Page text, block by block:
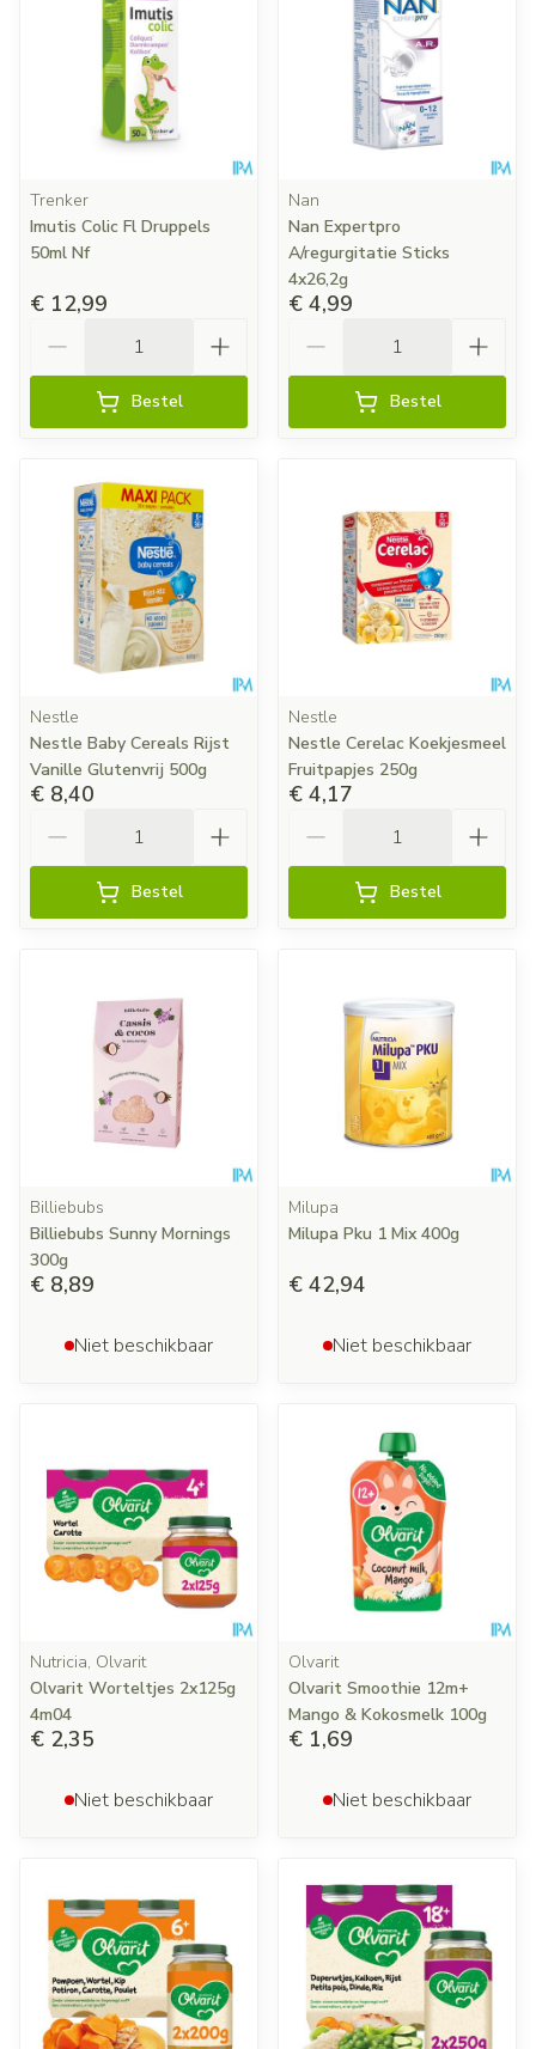
Trenker
Imutis Colic Fl Druppels
50ml Nf
€ 12,99
Bestel
Nan
Nan Expertpro
A/regurgitatie Sticks
4x26,2g
€ 4,99
Bestel
Nestle
Nestle Baby Cereals Rijst
Vanille Glutenvrij 500g
€ 8,40
Bestel
Nestle
Nestle Cerelac Koekjesmeel
Fruitpapjes 250g
€ 4,17
Bestel
Billiebubs
Billiebubs Sunny Mornings
300g
€ 8,89
Niet beschikbaar
Milupa
Milupa Pku 1 Mix 400g
€ 42,94
Niet beschikbaar
Nutricia, Olvarit
Olvarit Worteltjes 2x125g
4m04
€ 2,35
Niet beschikbaar
Olvarit
Olvarit Smoothie 12m+
Mango & Kokosmelk 100g
€ 1,69
Niet beschikbaar